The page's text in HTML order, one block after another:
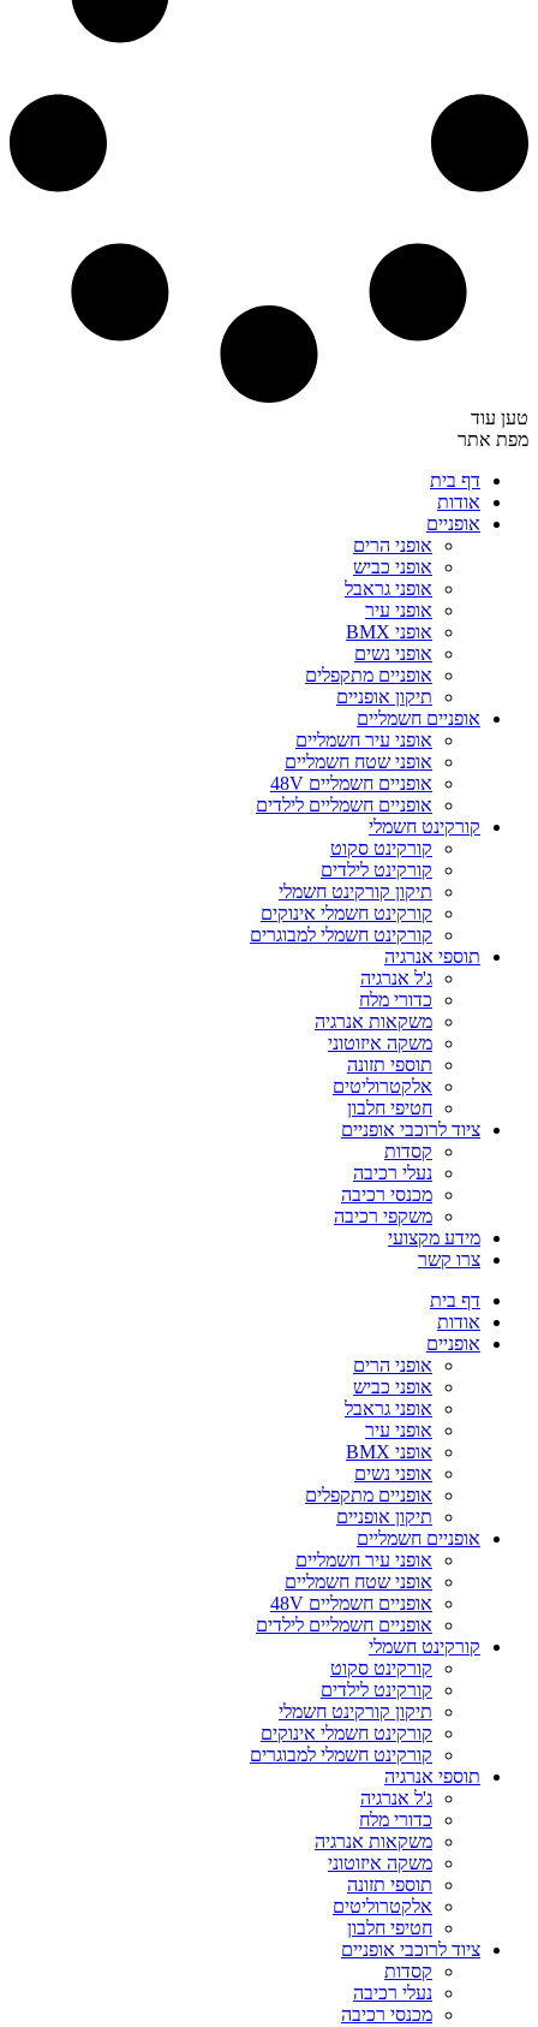
טען עוד
מפת אתר
דף בית
אודות
אופניים
אופני הרים
אופני כביש
אופני גראבל
אופני עיר
אופני BMX
אופני נשים
אופניים מתקפלים
תיקון אופניים
אופניים חשמליים
אופני עיר חשמליים
אופני שטח חשמליים
אופניים חשמליים 48V
אופניים חשמליים לילדים
קורקינט חשמלי
קורקינט סקוט
קורקינט לילדים
תיקון קורקינט חשמלי
קורקינט חשמלי אינוקים
קורקינט חשמלי למבוגרים
תוספי אנרגיה
ג'ל אנרגיה
כדורי מלח
משקאות אנרגיה
משקה איזוטוני
תוספי תזונה
אלקטרוליטים
חטיפי חלבון
ציוד לרוכבי אופניים
קסדות
נעלי רכיבה
מכנסי רכיבה
משקפי רכיבה
מידע מקצועי
צרו קשר
דף בית
אודות
אופניים
אופני הרים
אופני כביש
אופני גראבל
אופני עיר
אופני BMX
אופני נשים
אופניים מתקפלים
תיקון אופניים
אופניים חשמליים
אופני עיר חשמליים
אופני שטח חשמליים
אופניים חשמליים 48V
אופניים חשמליים לילדים
קורקינט חשמלי
קורקינט סקוט
קורקינט לילדים
תיקון קורקינט חשמלי
קורקינט חשמלי אינוקים
קורקינט חשמלי למבוגרים
תוספי אנרגיה
ג'ל אנרגיה
כדורי מלח
משקאות אנרגיה
משקה איזוטוני
תוספי תזונה
אלקטרוליטים
חטיפי חלבון
ציוד לרוכבי אופניים
קסדות
נעלי רכיבה
מכנסי רכיבה